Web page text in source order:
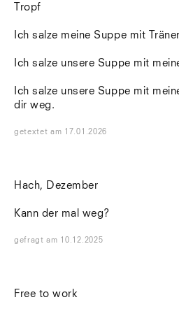
Tropf
Ich salze meine Suppe mit
Ich salze unsere Suppe mit
Ich salze unsere Suppe mit
dir weg.
getextet am 17.01.2026
Hach, Dezember
Kann der mal weg?
gefragt am 10.12.2025
Free to work